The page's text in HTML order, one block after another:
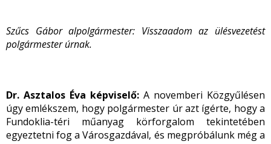
Szűcs Gábor alpolgármester: Visszaadom az ülésvezetést
polgármester úrnak.
Dr. Asztalos Éva képviselő: A novemberi Közgyűlésen
úgy emlékszem, hogy polgármester úr azt ígérte, hogy a
Fundoklia-téri műanyag körforgalom tekintetében
egyeztetni fog a Városgazdával, és megpróbálunk még a